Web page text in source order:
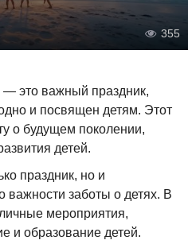
355
это важный праздник,
и посвящен детям. Этот
о будущем поколении,
детей.
праздник, но и
важности заботы о детях. В
мероприятия,
и образование детей.